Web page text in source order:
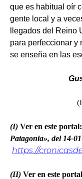
que es habitual oír
gente local y a
llegados del Reino
para perfeccionar y
se enseña en las
(I) Ver en este portal:
Patagonia», del 14-
https://
(II) Ver en este